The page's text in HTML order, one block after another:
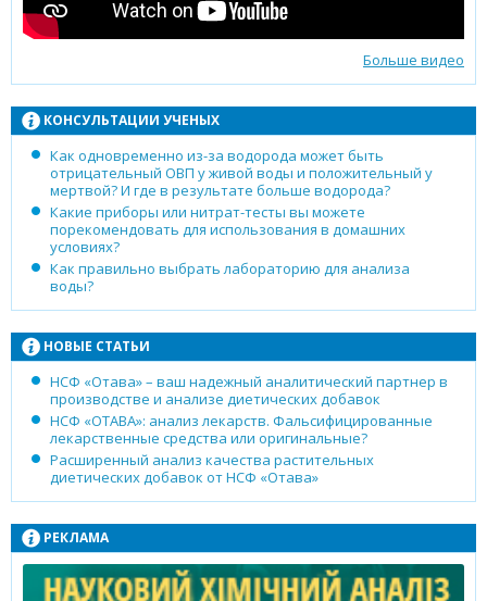
Больше видео
КОНСУЛЬТАЦИИ УЧЕНЫХ
Как одновременно из-за водорода может быть
отрицательный ОВП у живой воды и положительный у
мертвой? И где в результате больше водорода?
Какие приборы или нитрат-тесты вы можете
порекомендовать для использования в домашних
условиях?
Как правильно выбрать лабораторию для анализа
воды?
НОВЫЕ СТАТЬИ
НСФ «Отава» – ваш надежный аналитический партнер в
производстве и анализе диетических добавок
НСФ «ОТАВА»: анализ лекарств. Фальсифицированные
лекарственные средства или оригинальные?
Расширенный анализ качества растительных
диетических добавок от НСФ «Отава»
РЕКЛАМА